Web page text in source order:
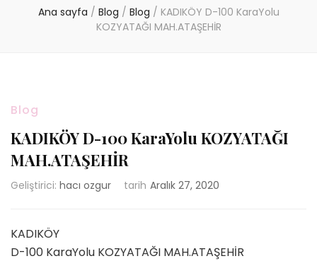
Ana sayfa / Blog / Blog / KADIKÖY D-100 KaraYolu
KOZYATAĞI MAH.ATAŞEHİR
Blog
KADIKÖY D-100 KaraYolu KOZYATAĞI
MAH.ATAŞEHİR
Geliştirici: hacı ozgur tarih Aralık 27, 2020
KADIKÖY
D-100 KaraYolu KOZYATAĞI MAH.ATAŞEHİR